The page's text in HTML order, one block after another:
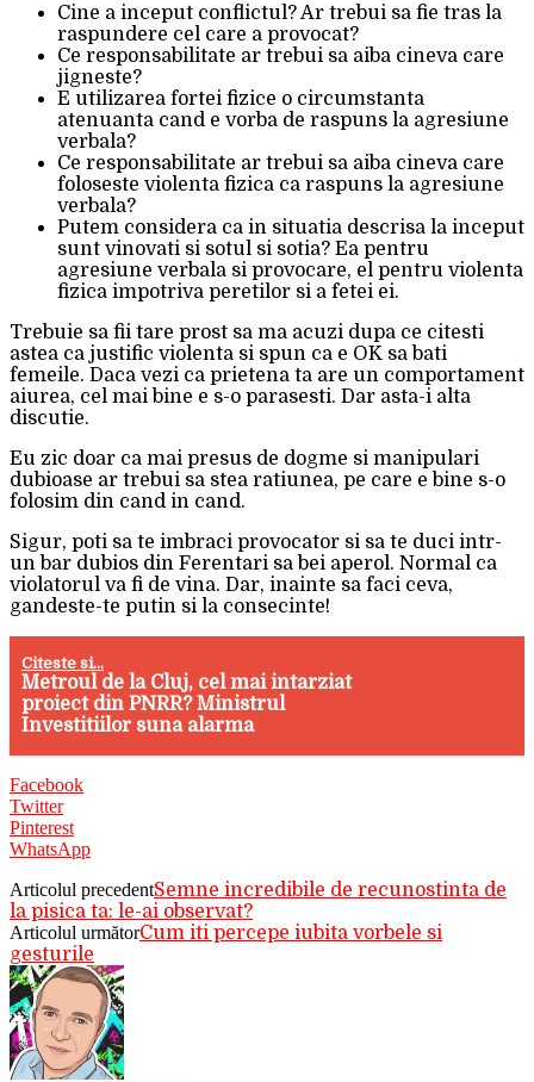
Cine a inceput conflictul? Ar trebui sa fie tras la
raspundere cel care a provocat?
Ce responsabilitate ar trebui sa aiba cineva care
jigneste?
E utilizarea fortei fizice o circumstanta
atenuanta cand e vorba de raspuns la agresiune
verbala?
Ce responsabilitate ar trebui sa aiba cineva care
foloseste violenta fizica ca raspuns la agresiune
verbala?
Putem considera ca in situatia descrisa la inceput
sunt vinovati si sotul si sotia? Ea pentru
agresiune verbala si provocare, el pentru violenta
fizica impotriva peretilor si a fetei ei.
Trebuie sa fii tare prost sa ma acuzi dupa ce citesti
astea ca justific violenta si spun ca e OK sa bati
femeile. Daca vezi ca prietena ta are un comportament
aiurea, cel mai bine e s-o parasesti. Dar asta-i alta
discutie.
Eu zic doar ca mai presus de dogme si manipulari
dubioase ar trebui sa stea ratiunea, pe care e bine s-o
folosim din cand in cand.
Sigur, poti sa te imbraci provocator si sa te duci intr-
un bar dubios din Ferentari sa bei aperol. Normal ca
violatorul va fi de vina. Dar, inainte sa faci ceva,
gandeste-te putin si la consecinte!
Citeste si...
Metroul de la Cluj, cel mai intarziat
proiect din PNRR? Ministrul
Investitiilor suna alarma
Facebook
Twitter
Pinterest
WhatsApp
Articolul precedentSemne incredibile de recunostinta de
la pisica ta: le-ai observat?
Articolul următorCum iti percepe iubita vorbele si
gesturile